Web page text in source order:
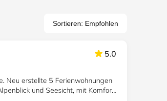
Sortieren: Empfohlen
5.0
Neu erstellte 5 Ferienwohnungen
mit Komfort